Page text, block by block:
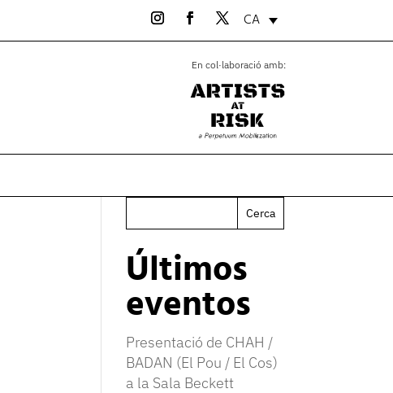
CA
En col·laboració amb:
Cerca
Últimos
eventos
Presentació de CHAH /
BADAN (El Pou / El Cos)
a la Sala Beckett